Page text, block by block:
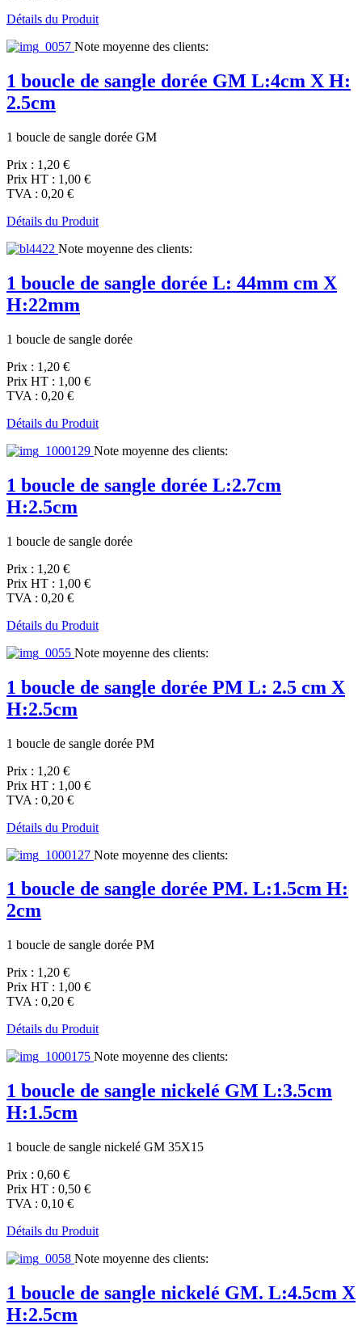
Détails du Produit
Note moyenne des clients:
1 boucle de sangle dorée GM L:4cm X H:
2.5cm
1 boucle de sangle dorée GM
Prix : 1,20 €
Prix HT : 1,00 €
TVA : 0,20 €
Détails du Produit
Note moyenne des clients:
1 boucle de sangle dorée L: 44mm cm X
H:22mm
1 boucle de sangle dorée
Prix : 1,20 €
Prix HT : 1,00 €
TVA : 0,20 €
Détails du Produit
Note moyenne des clients:
1 boucle de sangle dorée L:2.7cm
H:2.5cm
1 boucle de sangle dorée
Prix : 1,20 €
Prix HT : 1,00 €
TVA : 0,20 €
Détails du Produit
Note moyenne des clients:
1 boucle de sangle dorée PM L: 2.5 cm X
H:2.5cm
1 boucle de sangle dorée PM
Prix : 1,20 €
Prix HT : 1,00 €
TVA : 0,20 €
Détails du Produit
Note moyenne des clients:
1 boucle de sangle dorée PM. L:1.5cm H:
2cm
1 boucle de sangle dorée PM
Prix : 1,20 €
Prix HT : 1,00 €
TVA : 0,20 €
Détails du Produit
Note moyenne des clients:
1 boucle de sangle nickelé GM L:3.5cm
H:1.5cm
1 boucle de sangle nickelé GM 35X15
Prix : 0,60 €
Prix HT : 0,50 €
TVA : 0,10 €
Détails du Produit
Note moyenne des clients:
1 boucle de sangle nickelé GM. L:4.5cm X
H:2.5cm